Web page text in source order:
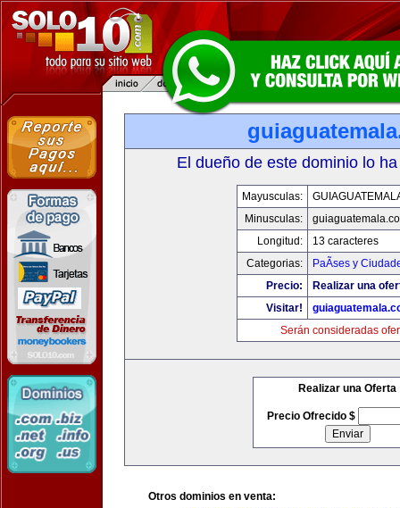
El dueño de este dominio lo
Mayusculas:
Minusculas:
Longitud:
13 caracteres
Categorias:
PaÃ­ses y
Precio:
Realizar una
Visitar!
Serán consideradas
Realizar una Oferta
Precio Ofrecido $
Otros dominios en venta: